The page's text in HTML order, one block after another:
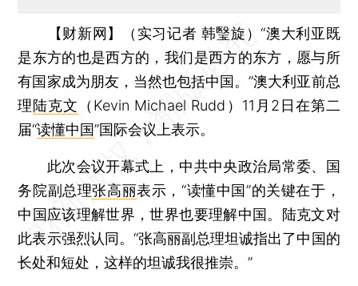
【财新网】（实习记者 韩瑿旋）“澳大利亚既
是东方的也是西方的，我们是西方的东方，愿与所
有国家成为朋友，当然也包括中国。”澳大利亚前总
理陆克文
（Kevin Michael Rudd）11月2日在第二
届“读懂中国”国际会议上表示。
此次会议开幕式上，中共中央政治局常委、国
务院副总理张高丽表示，“读懂中国”的关键在于，
中国应该理解世界，世界也要理解中国。陆克文对
此表示强烈认同。“张高丽副总理坦诚指出了中国的
长处和短处，这样的坦诚我很推崇。”